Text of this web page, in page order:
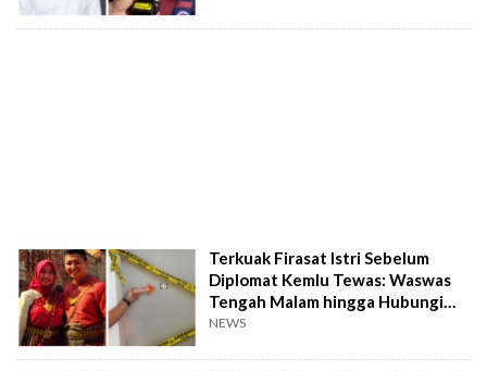
Terkuak Firasat Istri Sebelum
Diplomat Kemlu Tewas: Waswas
Tengah Malam hingga Hubungi
Penjaga Kos!
NEWS